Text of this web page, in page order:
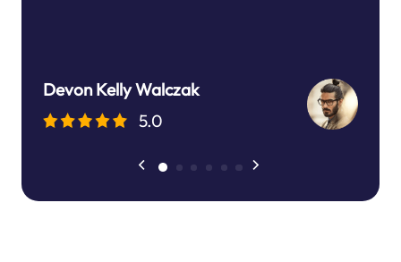
Devon Kelly Walczak
5.0